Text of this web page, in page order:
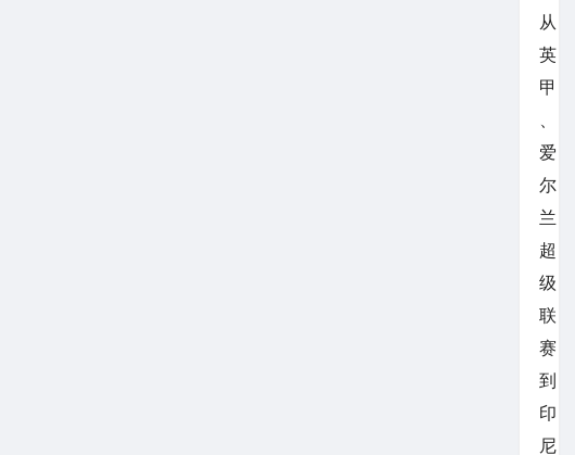
从
英
甲
爱
尔
兰
超
级
联
赛
到
印
尼